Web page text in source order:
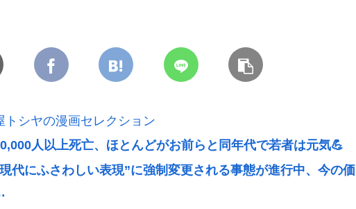
トシヤの漫画セレクション
人以上死亡、ほとんどがお前らと同年代で若者は元気💪
代にふさわしい表現”に強制変更される事態が進行中、今の価